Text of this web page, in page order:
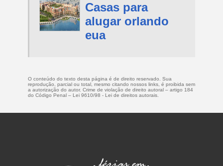
Casas para
alugar orlando
eua
O conteúdo do texto desta página é de direito reservado. Sua
reprodução, parcial ou total, mesmo citando nossos links, é proibida sem
a autorização do autor. Crime de violação de direito autoral – artigo 184
do Código Penal – Lei 9610/98 - Lei de direitos autorais